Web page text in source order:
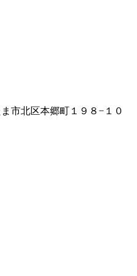
市北区本郷町１９８−１０